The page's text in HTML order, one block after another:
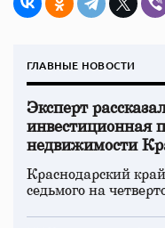
ГЛАВНЫЕ НОВОСТИ
Эксперт
инвестиционная
недвижимости
Краснодарский
седьмого на